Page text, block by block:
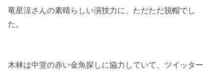
竜星涼さんの素晴らしい演技力に、ただただ脱帽でし
た。
木林は中堂の赤い金魚探しに協力していて、ツイッター